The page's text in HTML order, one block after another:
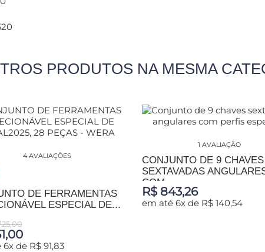
PRODUTOS NA MESMA
4 AVALIAÇÕES
DE FERRAMENTAS
ESPECIAL DE...
de R$ 91,83
1 AVALIAÇÃO
CONJUNTO DE 9 CHAVES
SEXTAVADAS
COM...
R$ 843,26
em até 6x de R$ 140,54